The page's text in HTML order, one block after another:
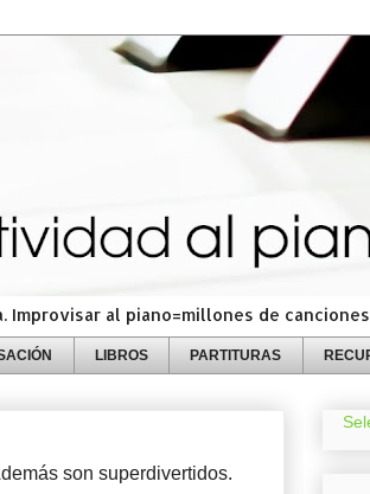
Improvisar al piano=millones de
LIBROS PARTITURAS
son superdivertidos.